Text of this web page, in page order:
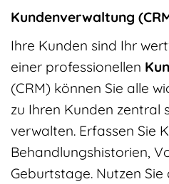
Kundenverwaltung
Ihre Kunden sind Ihr
einer professionellen
(CRM) können Sie alle
zu Ihren Kunden zentral
verwalten. Erfassen Sie
Behandlungshistorien,
Geburtstage. Nutzen